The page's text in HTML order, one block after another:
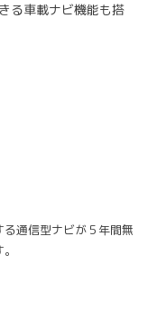
る車載ナビ機能も搭
通信型ナビが５年間無